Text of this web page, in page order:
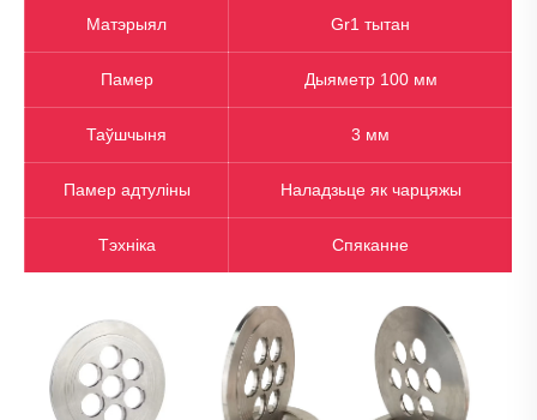
Матэрыял Gr1 тытан
Памер Дыяметр 100 мм
Таўшчыня 3 мм
Памер адтуліны Наладзьце як чарцяжы
Тэхніка Спяканне